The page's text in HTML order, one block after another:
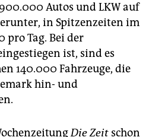
Autos und LKW auf
in Spitzenzeiten im
pro Tag. Bei der
ist, sind es
140.000 Fahrzeuge, die
hin- und
Die Zeit schon